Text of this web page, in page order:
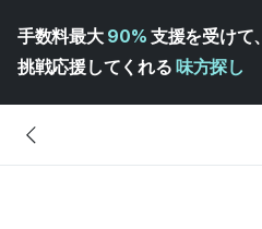
手数料最大 90% 支援を受けて、
挑戦応援してくれる 味方探し